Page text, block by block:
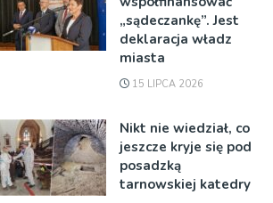
„sądeczankę”. Jest
deklaracja władz
miasta
15 LIPCA 2026
Nikt nie wiedział, co
jeszcze kryje się pod
posadzką
tarnowskiej katedry